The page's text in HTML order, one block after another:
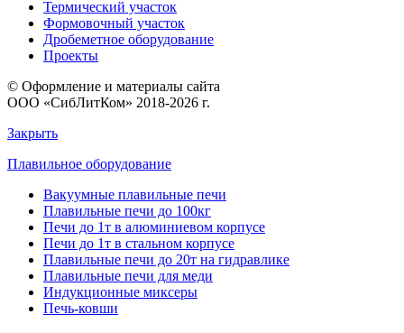
Термический участок
Формовочный участок
Дробеметное оборудование
Проекты
© Оформление и материалы сайта
ООО «СибЛитКом» 2018-2026 г.
Закрыть
Плавильное оборудование
Вакуумные плавильные печи
Плавильные печи до 100кг
Печи до 1т в алюминиевом корпусе
Печи до 1т в стальном корпусе
Плавильные печи до 20т на гидравлике
Плавильные печи для меди
Индукционные миксеры
Печь-ковши